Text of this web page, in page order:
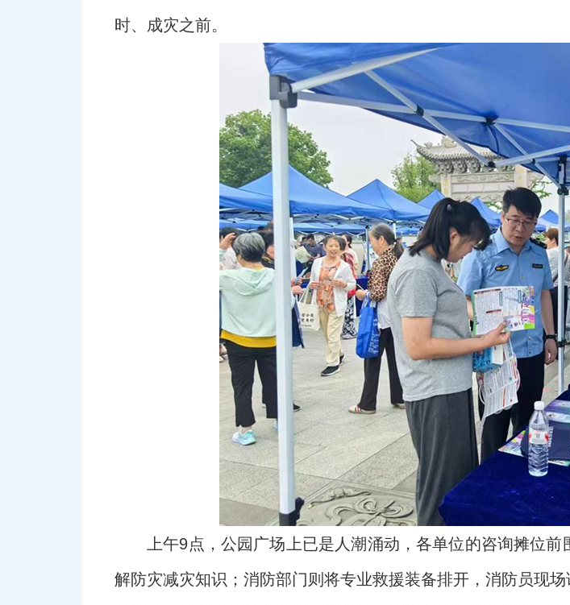
时、成灾之前。
上午9点，公园广场上已是人潮涌动，各单位的咨询摊位
解防灾减灾知识；消防部门则将专业救援装备排开，消防员现